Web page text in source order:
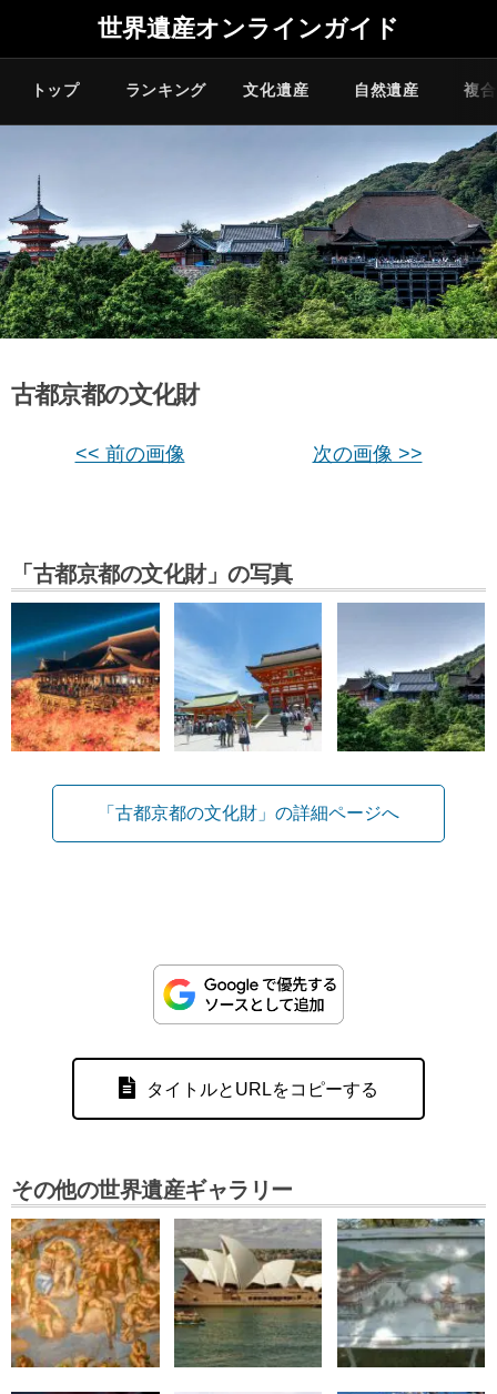
世界遺産オンラインガイド
トップ ランキング 文化遺産 自然遺産 複
古都京都の文化財
<< 前の画像 次の画像 >>
「古都京都の文化財」の写真
「古都京都の文化財」の詳細ページへ
タイトルとURLをコピーする
その他の世界遺産ギャラリー